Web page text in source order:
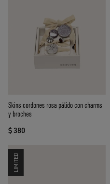
Skins cordones rosa pálido con charms
y broches
$ 380
LIMITED